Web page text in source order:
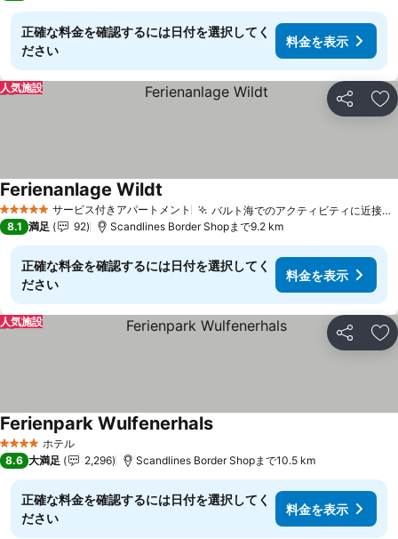
正確な料金を確認するには日付を選択してく
ださい
料金を表示
シェア お
人気施設
5 ホテルのランクサービス付きアパートメント バルト海でのアクティビティに近接しております
Ferienanlage Wildt
8.1 満足 92 Scandlines Border Shopまで9.2 km
正確な料金を確認するには日付を選択してく
ださい
料金を表示
シェア お
人気施設
4 ホテルのランク
ホテル
Ferienpark Wulfenerhals料金を表示
8.6 大満足 2,296 Scandlines Border Shopまで10.5 km
正確な料金を確認するには日付を選択してく
ださい
料金を表示